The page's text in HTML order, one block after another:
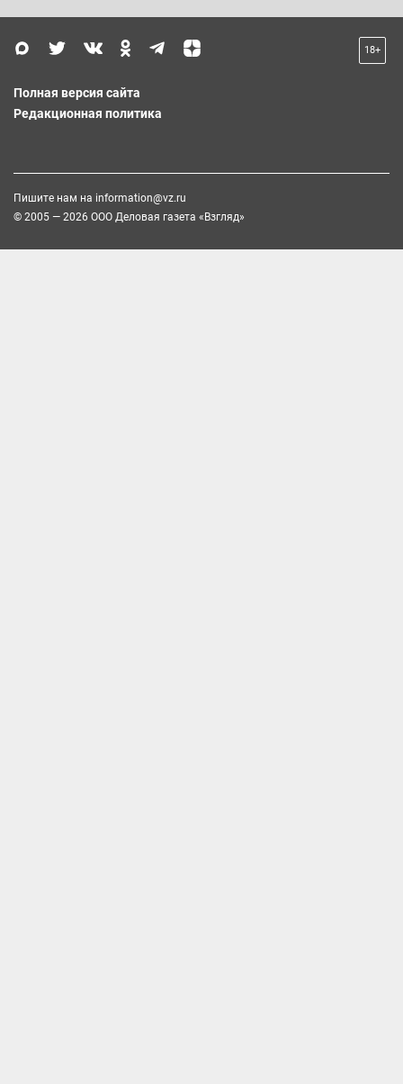
18+
Полная версия сайта
Редакционная политика
Пишите нам на information@vz.ru
© 2005 — 2026 ООО Деловая газета «Взгляд»